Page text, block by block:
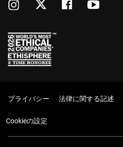
プライバシー 法律に関する記述
Cookieの設定